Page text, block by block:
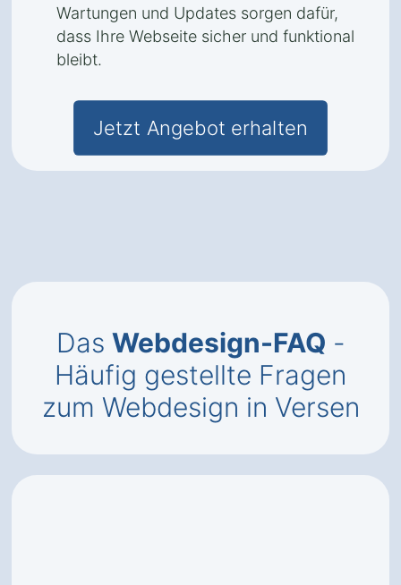
Wartungen und Updates sorgen dafür,
dass Ihre Webseite sicher und funktional
bleibt.
Jetzt Angebot erhalten
Das Webdesign-FAQ -
Häufig gestellte Fragen
zum Webdesign in Versen